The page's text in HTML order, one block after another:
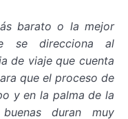
barato o la mejor
se direcciona al
de viaje que cuenta
que el proceso de
y en la palma de la
duran muy